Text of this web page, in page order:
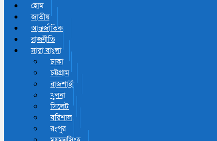
হোম
জাতীয়
আন্তর্জাতিক
রাজনীতি
সারা বাংলা
ঢাকা
চট্টগ্রাম
রাজশাহী
খুলনা
সিলেট
বরিশাল
রংপুর